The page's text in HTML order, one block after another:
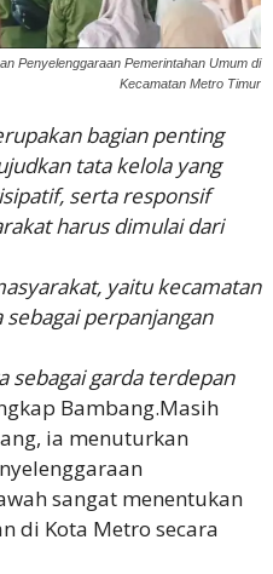
Penyelenggaraan Pemerintahan Umum di
Kecamatan Metro Timur
bagian penting
tata kelola yang
serta responsif
harus dimulai dari
yaitu kecamatan
perpanjangan
sebagai garda terdepan
Bambang.Masih
ia menuturkan
sangat menentukan
di Kota Metro secara